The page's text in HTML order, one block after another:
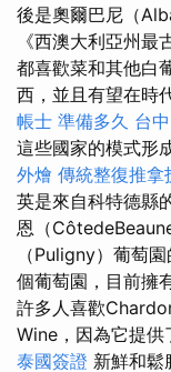
後是奧爾巴尼（
《西澳大利亞州
都喜歡菜和其他白
西，並且有望在時
帳士 準備多久 台
這些國家的模式形
外燴 傳統整復推拿
英是來自科特德縣
恩（
（Puligny）葡萄
個葡萄園，目前擁
許多人喜歡
Wine，因為它提供
泰國簽證 新鮮和鬆